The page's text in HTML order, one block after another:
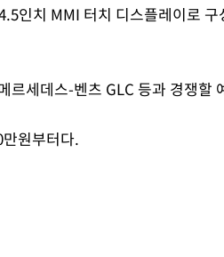
인치 MMI 터치 디스플레이로
르세데스-벤츠 GLC 등과 경쟁할
원부터다.